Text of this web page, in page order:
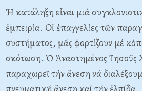
Ἡ κατάληξη εἶναι μιά
ἐμπειρία. Oἱ ἐπαγγελίες τῶν
συστήματος, μᾶς φορτίζουν μέ
σκότωση. Ὁ Ἀναστημένος Ἰησοῦς
παραχωρεῖ τήν ἄνεση νά